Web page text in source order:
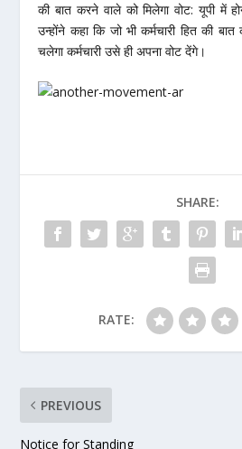
की बात करने वाले को मिलेगा वोट: यूपी में
उन्होंने कहा कि जो भी कर्मचारी हित की
चलेगा कर्मचारी उसे ही अपना वोट देंगे।
SHARE:
RATE:
PREVIOUS
Notice for Standing